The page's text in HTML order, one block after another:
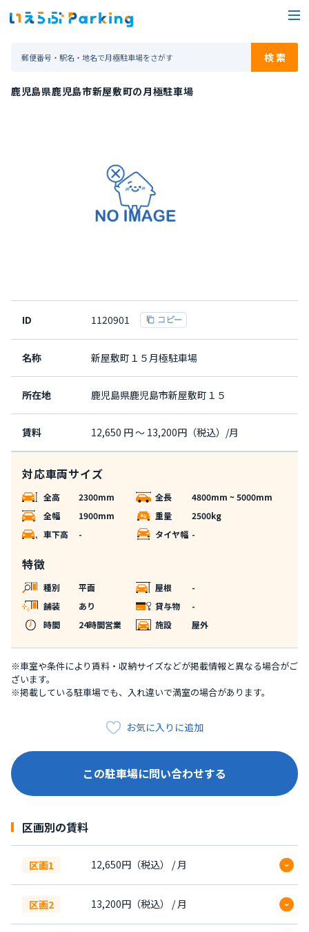
鹿児島県鹿児島市新屋敷町の月極駐車場
ID 1120901
名称 新屋敷町１５月極駐車場
所在地 鹿児島県鹿児島市新屋敷町１５
賃料 12,650 円 〜 13,200円（税込）/月
対応車両サイズ
全高 2300mm 全長
4800mm ~ 5000mm
全幅
1900mm 重量
2500kg
車下高
- タイヤ幅 -
特徴
種別 平面 屋根
-
舗装
あり 貸与物
-
時間
24時間営業 施設 屋外
※車室や条件により賃料・収納サイズなどが掲載情報と異なる場合がご
ざいます。
※掲載している駐車場でも、入れ違いで満室の場合があります。
お気に入りに追加
この駐車場に問い合わせする
区画別の賃料
区画1 12,650円（税込） / 月
手数料 賃料の1カ月分
区画2 13,200円（税込） / 月